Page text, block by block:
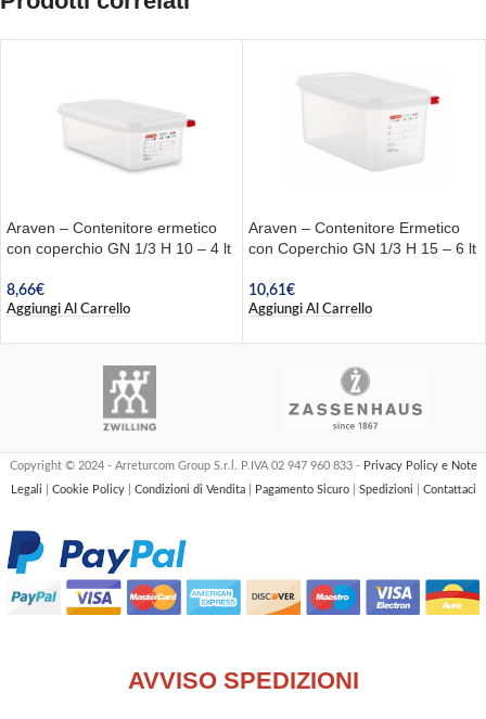
Araven – Contenitore ermetico
con coperchio GN 1/3 H 10 – 4 lt
8,66€
Aggiungi Al Carrello
Araven – Contenitore Ermetico
con Coperchio GN 1/3 H 15 – 6 lt
10,61€
Aggiungi Al Carrello
Copyright © 2024 - Arreturcom Group S.r.l. P.IVA 02 947 960 833 - Privacy Policy e Note
Legali
Cookie Policy Condizioni di Vendita Pagamento Sicuro Spedizioni Contattaci
AVVISO SPEDIZIONI